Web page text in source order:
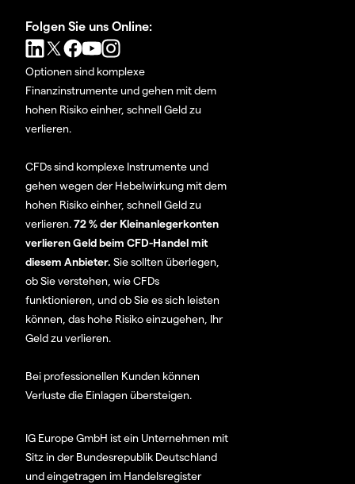
Folgen Sie uns Online:
Optionen sind komplexe
Finanzinstrumente und gehen mit dem
hohen Risiko einher, schnell Geld zu
verlieren.
CFDs sind komplexe Instrumente und
gehen wegen der Hebelwirkung mit dem
hohen Risiko einher, schnell Geld zu
verlieren.72 % der Kleinanlegerkonten
verlieren Geld beim CFD-Handel mit
diesem Anbieter. Sie sollten überlegen,
ob Sie verstehen, wie CFDs
funktionieren, und ob Sie es sich leisten
können, das hohe Risiko einzugehen, Ihr
Geld zu verlieren.
Bei professionellen Kunden können
Verluste die Einlagen übersteigen.
IG Europe GmbH ist ein Unternehmen mit
Sitz in der Bundesrepublik Deutschland
und eingetragen im Handelsregister